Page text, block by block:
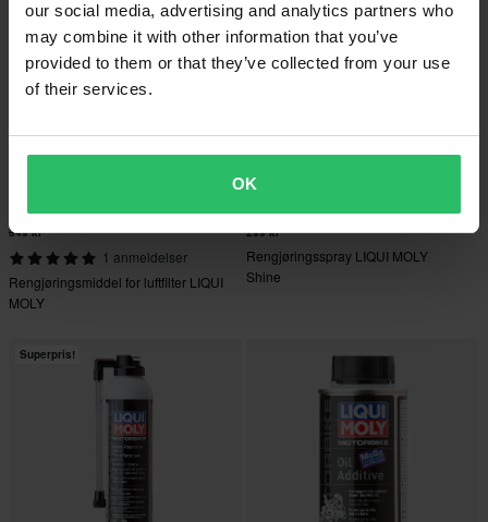
our social media, advertising and analytics partners who
may combine it with other information that you’ve
provided to them or that they’ve collected from your use
of their services.
OK
279 kr -20%
349 kr
1 anmeldelser
Rengjøringsmiddel for luftfilter LIQUI
MOLY
Fra279 kr
299 kr
Rengjøringsspray LIQUI MOLY
Shine
Superpris!